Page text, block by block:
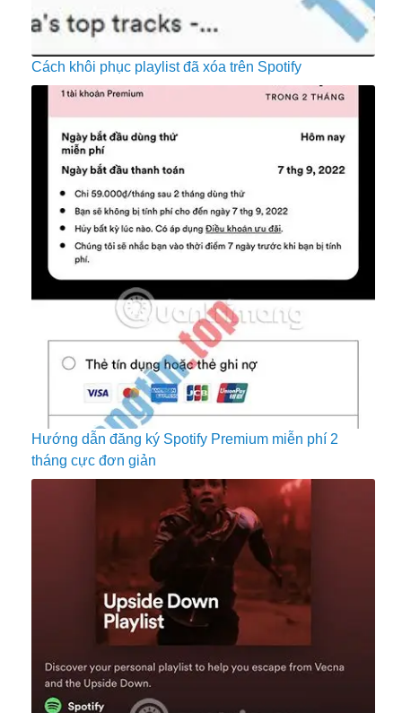
Cách khôi phục playlist đã xóa trên Spotify
Hướng dẫn đăng ký Spotify Premium miễn phí 2
tháng cực đơn giản